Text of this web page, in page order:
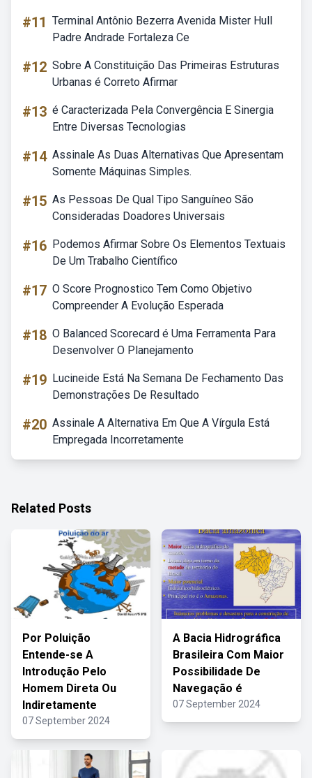
#11 Terminal Antônio Bezerra Avenida Mister Hull
Padre Andrade Fortaleza Ce
#12 Sobre A Constituição Das Primeiras Estruturas
Urbanas é Correto Afirmar
#13 é Caracterizada Pela Convergência E Sinergia
Entre Diversas Tecnologias
#14 Assinale As Duas Alternativas Que Apresentam
Somente Máquinas Simples.
#15 As Pessoas De Qual Tipo Sanguíneo São
Consideradas Doadores Universais
#16 Podemos Afirmar Sobre Os Elementos Textuais
De Um Trabalho Científico
#17 O Score Prognostico Tem Como Objetivo
Compreender A Evolução Esperada
#18 O Balanced Scorecard é Uma Ferramenta Para
Desenvolver O Planejamento
#19 Lucineide Está Na Semana De Fechamento Das
Demonstrações De Resultado
#20 Assinale A Alternativa Em Que A Vírgula Está
Empregada Incorretamente
Related Posts
Por Poluição
Entende-se A
Introdução Pelo
Homem Direta Ou
Indiretamente
07 September 2024
A Bacia Hidrográfica
Brasileira Com Maior
Possibilidade De
Navegação é
07 September 2024